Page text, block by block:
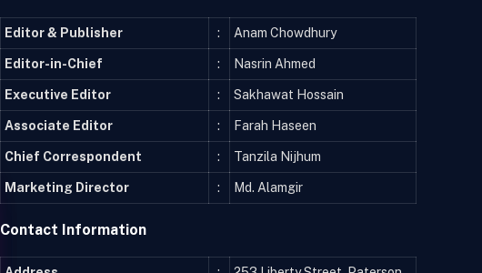
Editor & Publisher : Anam Chowdhury
Editor-in-Chief : Nasrin Ahmed
Executive Editor : Sakhawat Hossain
Associate Editor : Farah Haseen
Chief Correspondent : Tanzila Nijhum
Marketing Director : Md. Alamgir
Contact Information